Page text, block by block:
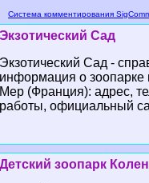
Система комментирования
Экзотический Сад
Экзотический Сад -
информация о зоопарке
Мер (Франция): адрес,
работы, официальный
Детский зоопарк